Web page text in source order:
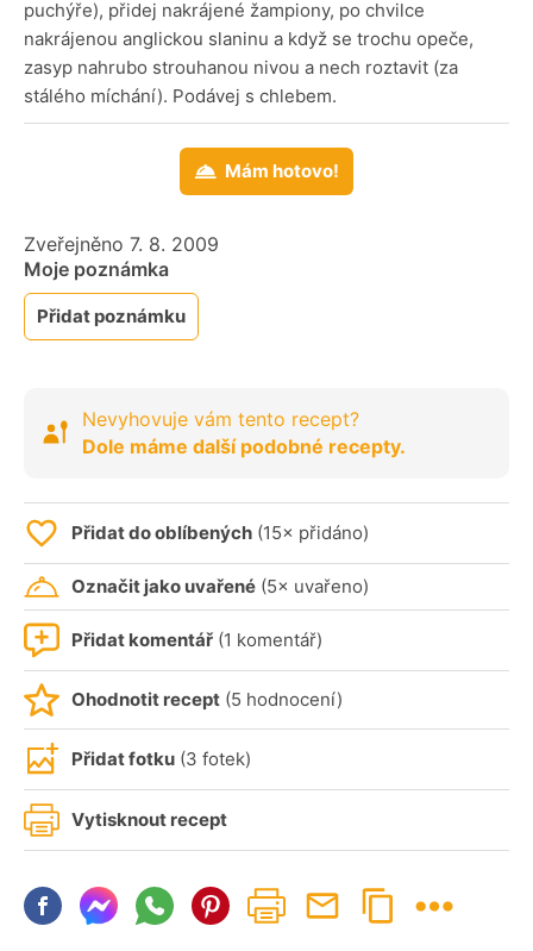
puchýře), přidej nakrájené žampiony, po chvilce
nakrájenou anglickou slaninu a když se trochu opeče,
zasyp nahrubo strouhanou nivou a nech roztavit (za
stálého míchání). Podávej s chlebem.
Mám hotovo!
Zveřejněno 7. 8. 2009
Moje poznámka
Přidat poznámku
Nevyhovuje vám tento recept?
Dole máme další podobné recepty.
Přidat do oblíbených (15× přidáno)
Označit jako uvařené (5× uvařeno)
Přidat komentář (1 komentář)
Ohodnotit recept (5 hodnocení)
Přidat fotku (3 fotek)
Vytisknout recept